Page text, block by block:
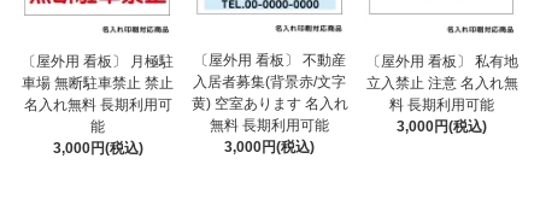
〔屋外用 看板〕 月極駐
車場 無断駐車禁止 禁止
名入れ無料 長期利用可
能
3,000円(税込)
〔屋外用 看板〕 不動産
入居者募集(背景赤/文字
黄) 空室あります 名入れ
無料 長期利用可能
3,000円(税込)
〔屋外用 看板〕 私有地
立入禁止 注意 名入れ無
料 長期利用可能
3,000円(税込)